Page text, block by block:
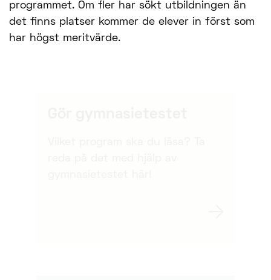
programmet. Om fler har sökt utbildningen än
det finns platser kommer de elever in först som
har högst meritvärde.